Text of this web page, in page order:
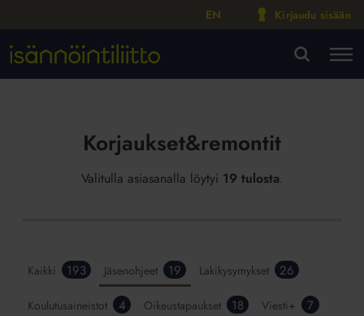
EN Kirjaudu sisään
Korjaukset&remontit
Valitulla asiasanalla löytyi 19 tulosta.
Kaikki 193 Jäsenohjeet 19 Lakikysymykset 26
Koulutusaineistot 4 Oikeustapaukset 18 Viesti+ 7